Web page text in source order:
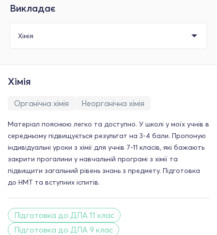
Викладає
Хімія
Органічна хімія Неорганічна хімія
Матеріал пояснюю легко та доступно. У школі у моїх учнів в
середньому підвищується результат на 3-4 бали. Пропоную
індивідуальні уроки з хімії для учнів 7-11 класів, які бажають
закрити прогалини у навчальній програмі з хімії та
підвищити загальний рівень знань з предмету. Підготовка
до НМТ та вступних іспитів.
Підготовка до ДПА 11 клас
Підготовка до ДПА 9 клас